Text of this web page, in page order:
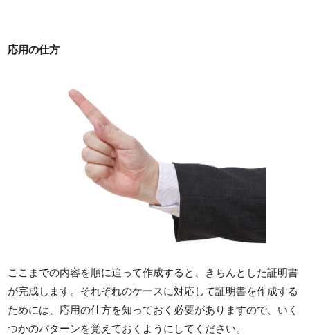
応用の仕方
ここまでの内容を順に追って作成すると、きちんとした証明書
が完成します。それぞれのケースに対応して証明書を作成する
ためには、応用の仕方を知っておく必要がありますので、いく
つかのパターンを覚えておくようにしてください。